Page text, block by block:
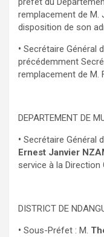
remplacement de M.
disposition de son
• Secrétaire Général
précédemment
remplacement de M.
DEPARTEMENT DE
• Secrétaire Général
Ernest Janvier
service à la Direction
DISTRICT DE
• Sous-Préfet : M.